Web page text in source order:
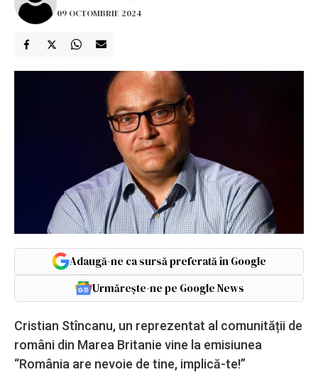
09 OCTOMBRIE 2024
Adaugă-ne ca sursă preferată în Google
Urmărește-ne pe Google News
Cristian Stîncanu, un reprezentat al comunității de
români din Marea Britanie vine la emisiunea
“România are nevoie de tine, implică-te!”